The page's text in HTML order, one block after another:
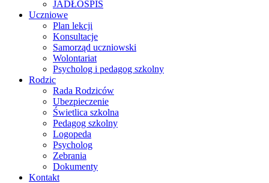
JADŁOSPIS
Uczniowe
Plan lekcji
Konsultacje
Samorząd uczniowski
Wolontariat
Psycholog i pedagog szkolny
Rodzic
Rada Rodziców
Ubezpieczenie
Świetlica szkolna
Pedagog szkolny
Logopeda
Psycholog
Zebrania
Dokumenty
Kontakt